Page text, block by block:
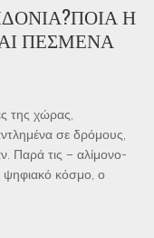
Η
ΠΕΣΜΈΝΑ
της χώρας,
σε δρόμους,
Παρά τις – αλίμονο-
ψηφιακό κόσμο, ο